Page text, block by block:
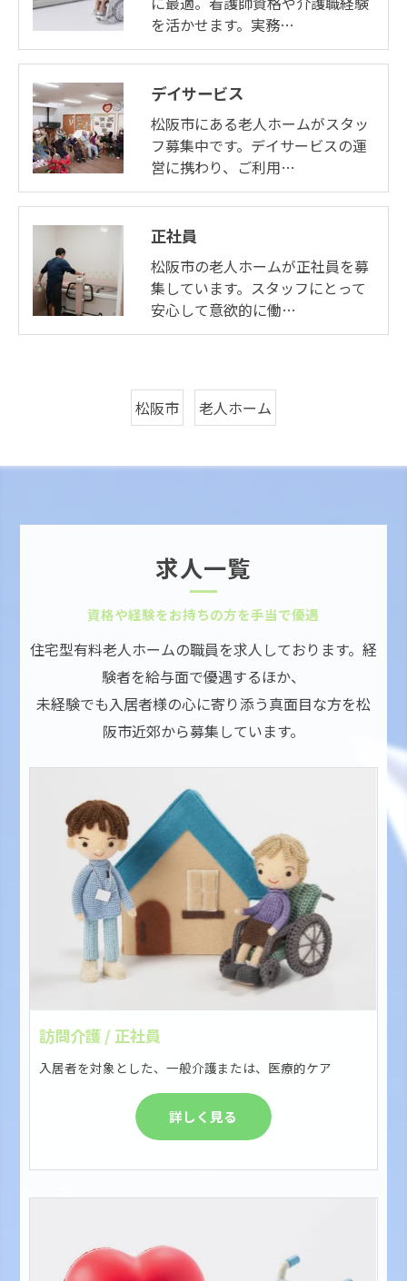
を活かせます。実務…
デイサービス
松阪市にある老人ホームがスタッ
フ募集中です。デイサービスの運
営に携わり、ご利用…
正社員
松阪市の老人ホームが正社員を募
集しています。スタッフにとって
安心して意欲的に働…
松阪市 老人ホーム
資格や経験をお持ちの方を手当で優遇
求人一覧
住宅型有料老人ホームの職員を求人しております。経
験者を給与面で優遇するほか、
未経験でも入居者様の心に寄り添う真面目な方を松
阪市近郊から募集しています。
訪問介護 / 正社員
入居者を対象とした、一般介護または、医療的ケア
詳しく見る